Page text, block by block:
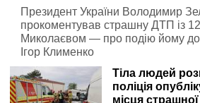
Президент України Володимир
прокоментував страшну ДТП із
Миколаєвом — про подію йому
Ігор Клименко
Тіла людей
поліція
місця